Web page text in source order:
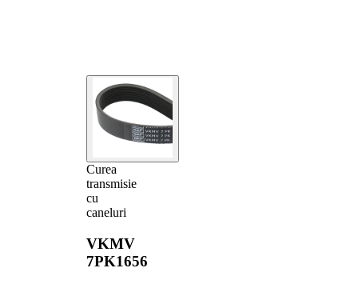
Curea
transmisie
cu
caneluri
VKMV
7PK1656